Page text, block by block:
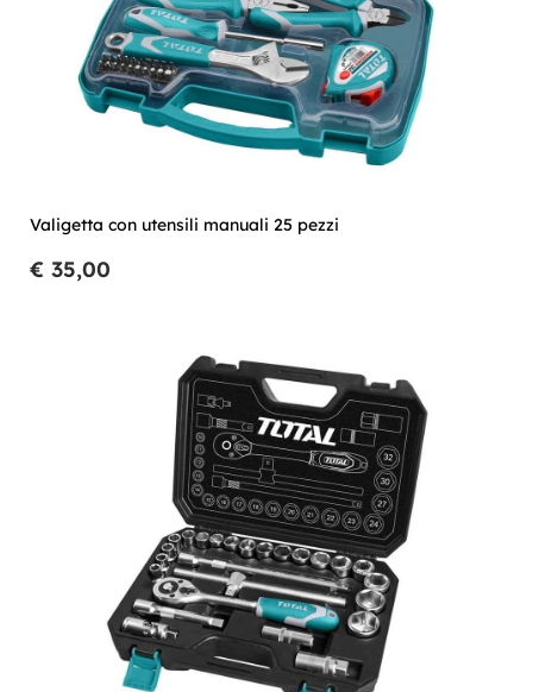
Valigetta con utensili manuali 25 pezzi
€ 35,00